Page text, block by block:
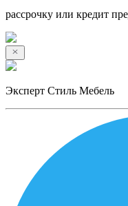
рассрочку или кредит
Эксперт Стиль Мебель